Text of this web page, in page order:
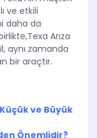
ve etkili
daha da
Arıza
aynı zamanda
bir araçtır.
ve Büyük
Önemlidir?